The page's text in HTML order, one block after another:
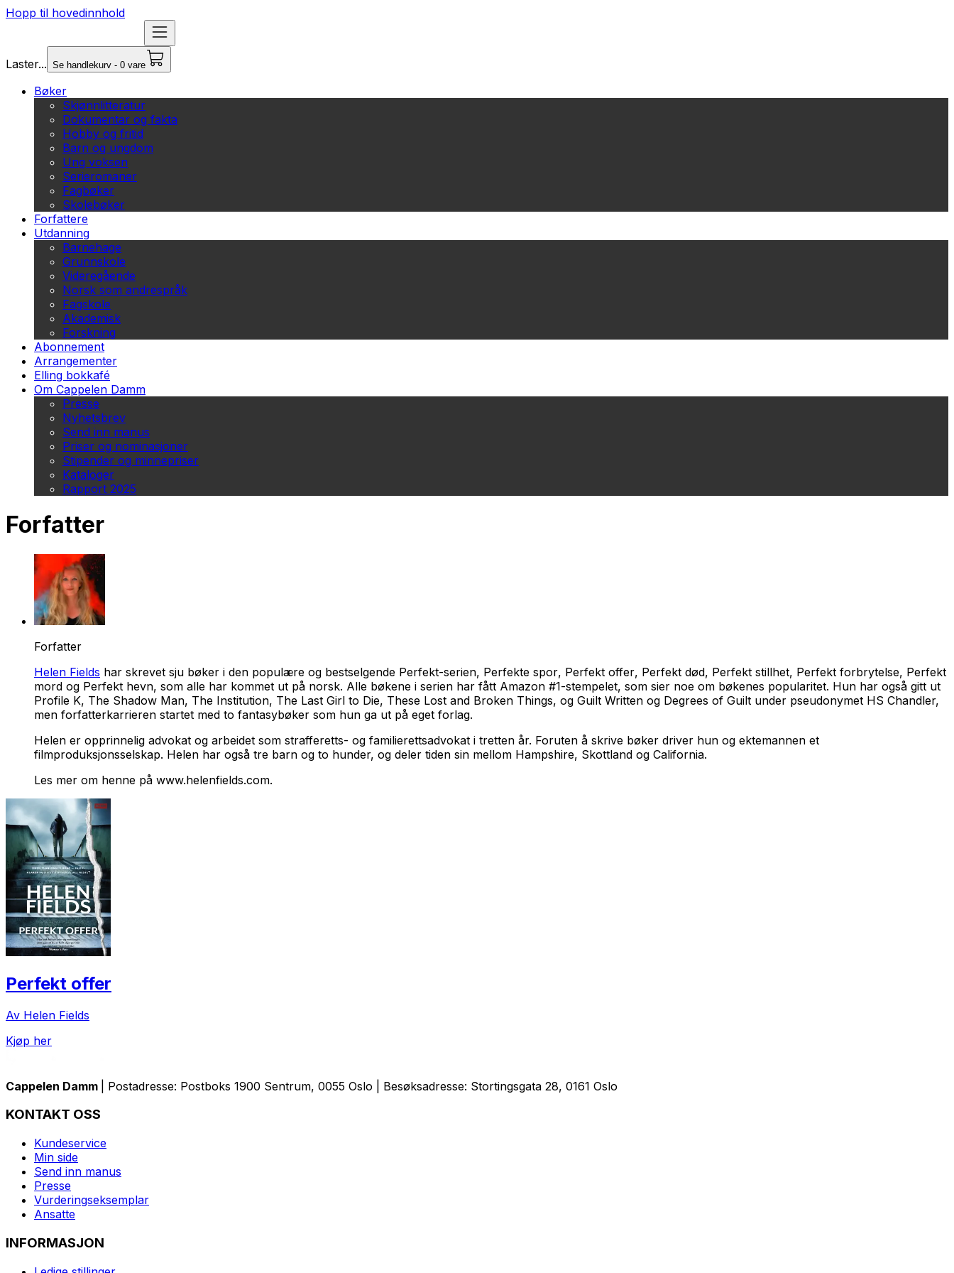
Hopp til hovedinnhold
Laster... Se handlekurv - 0 vare
Bøker
Skjønnlitteratur
Dokumentar og fakta
Hobby og fritid
Barn og ungdom
Ung voksen
Serieromaner
Fagbøker
Skolebøker
Forfattere
Utdanning
Barnehage
Grunnskole
Videregående
Norsk som andrespråk
Fagskole
Akademisk
Forskning
Abonnement
Arrangementer
Elling bokkafé
Om Cappelen Damm
Presse
Nyhetsbrev
Send inn manus
Priser og nominasjoner
Stipender og minnepriser
Kataloger
Rapport 2025
Forfatter
Forfatter
Helen Fields har skrevet sju bøker i den populære og bestselgende Perfekt-serien, Perfekte spor, Perfekt offer, Perfekt død, Perfekt stillhet, Perfekt forbrytelse, Perfekt
mord og Perfekt hevn, som alle har kommet ut på norsk. Alle bøkene i serien har fått Amazon #1-stempelet, som sier noe om bøkenes popularitet. Hun har også gitt ut
Profile K, The Shadow Man, The Institution, The Last Girl to Die, These Lost and Broken Things, og Guilt Written og Degrees of Guilt under pseudonymet HS Chandler,
men forfatterkarrieren startet med to fantasybøker som hun ga ut på eget forlag.
Helen er opprinnelig advokat og arbeidet som strafferetts- og familierettsadvokat i tretten år. Foruten å skrive bøker driver hun og ektemannen et
filmproduksjonsselskap. Helen har også tre barn og to hunder, og deler tiden sin mellom Hampshire, Skottland og California.
Les mer om henne på www.helenfields.com.
Perfekt offer
Av Helen Fields
Kjøp her
Cappelen Damm | Postadresse: Postboks 1900 Sentrum, 0055 Oslo | Besøksadresse: Stortingsgata 28, 0161 Oslo
KONTAKT OSS
Kundeservice
Min side
Send inn manus
Presse
Vurderingseksemplar
Ansatte
INFORMASJON